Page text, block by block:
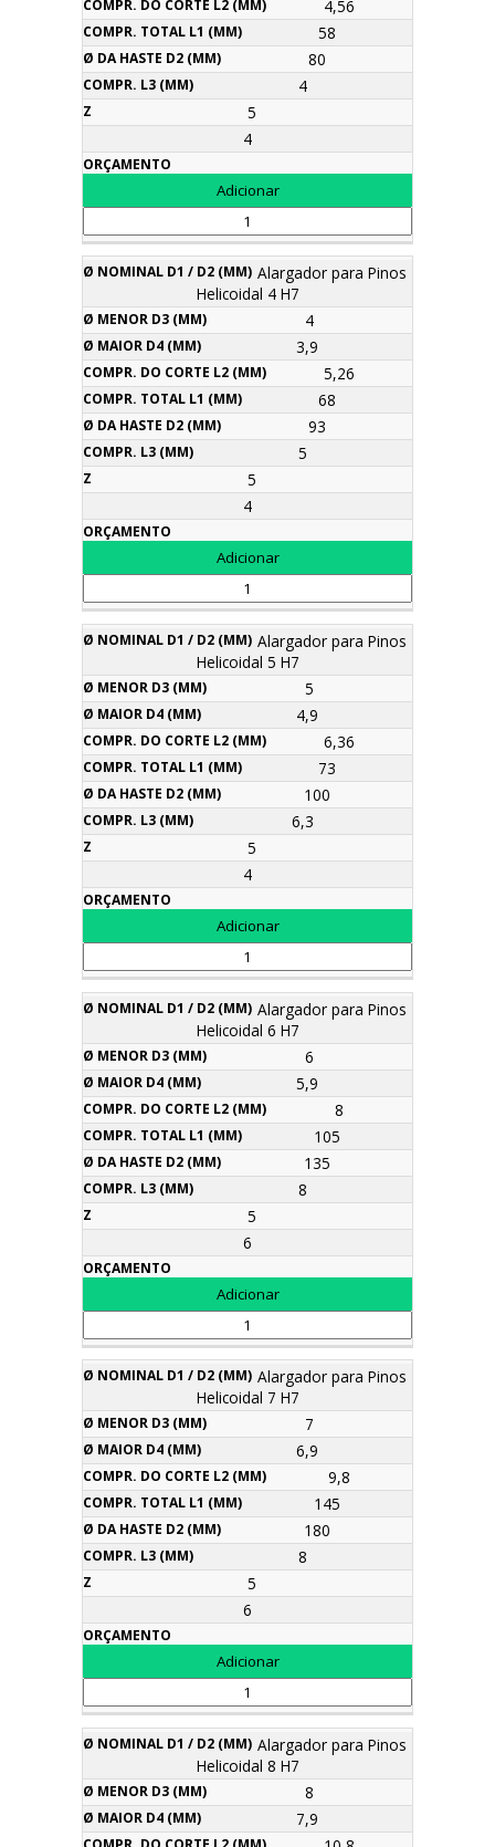
4,56
58
80
4
5
4
Alargador para Pinos
Helicoidal 4 H7
4
3,9
5,26
68
93
5
5
4
Alargador para Pinos
Helicoidal 5 H7
5
4,9
6,36
73
100
6,3
5
4
Alargador para Pinos
Helicoidal 6 H7
6
5,9
8
105
135
8
5
6
Alargador para Pinos
Helicoidal 7 H7
7
6,9
9,8
145
180
8
5
6
Alargador para Pinos
Helicoidal 8 H7
8
7,9